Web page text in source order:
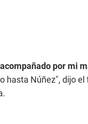
por mi
hasta Núñez", dijo